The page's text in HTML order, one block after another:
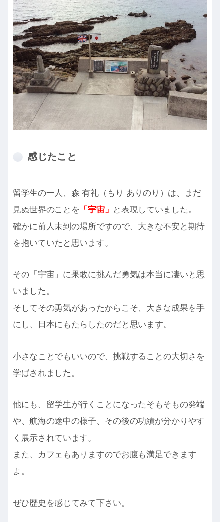
感じたこと
留学生の一人、森 有礼（もり ありのり）は、まだ
見ぬ世界のことを 「宇宙」
と表現していました。
確かに前人未到の場所ですので、大きな不安と期待
を抱いていたと思います。
その「宇宙」に果敢に挑んだ勇気は本当に凄いと思
いました。
そしてその勇気があったからこそ、大きな成果を手
にし、日本にもたらしたのだと思います。
小さなことでもいいので、挑戦することの大切さを
学ばされました。
他にも、留学生が行くことになったそもそもの発端
や、航海の途中の様子、その後の功績が分かりやす
く展示されています。
また、カフェもありますのでお腹も満足できます
よ。
ぜひ歴史を感じてみて下さい。